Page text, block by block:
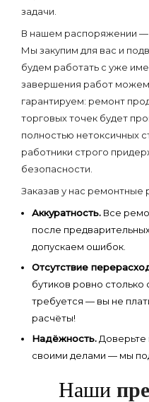
задачи.
В нашем распоряжении —
Мы закупим для вас и
будем работать с уже
завершения работ
гарантируем: ремонт
торговых точек будет
полностью нетоксичных
работники строго
безопасности.
Заказав у нас ремонтные
Аккуратность. Все
после
допускаем ошибок.
Отсутствие
бутиков ровно
требуется — вы не
расчёты!
Надёжность. Доверьте
своими делами — мы
Наши